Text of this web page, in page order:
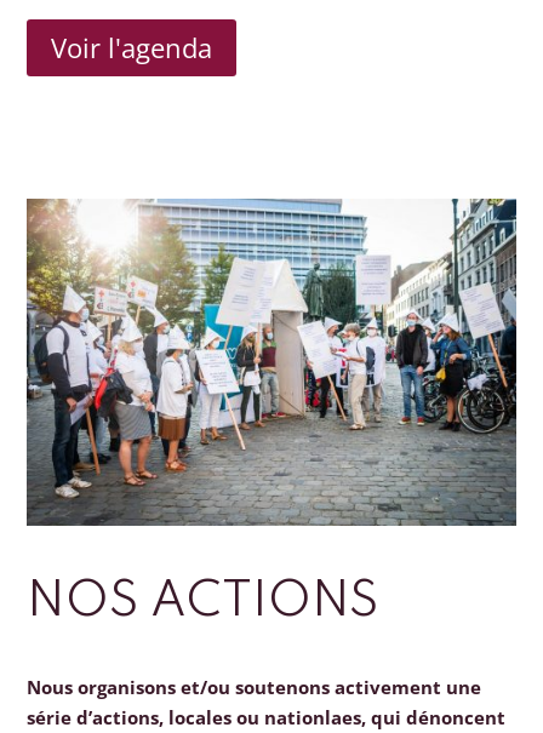
Voir l'agenda
NOS ACTIONS
Nous organisons et/ou soutenons activement une
série d’actions, locales ou nationlaes, qui dénoncent